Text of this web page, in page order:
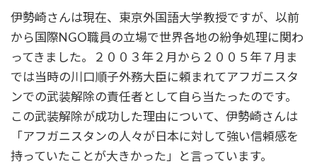
伊勢崎さんは現在、東京外国語大学教授ですが、以前
から国際NGO職員の立場で世界各地の紛争処理に関わ
ってきました。２００３年２月から２００５年７月ま
では当時の川口順子外務大臣に頼まれてアフガニスタ
ンでの武装解除の責任者として自ら当たったのです。
この武装解除が成功した理由について、伊勢崎さんは
「アフガニスタンの人々が日本に対して強い信頼感を
持っていたことが大きかった」と言っています。